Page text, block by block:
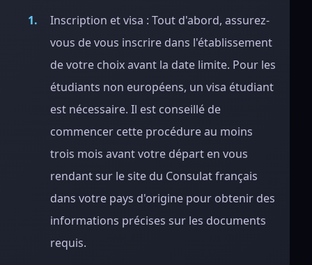
Inscription et visa : Tout d'abord, assurez-
vous de vous inscrire dans l'établissement
de votre choix avant la date limite. Pour les
étudiants non européens, un visa étudiant
est nécessaire. Il est conseillé de
commencer cette procédure au moins
trois mois avant votre départ en vous
rendant sur le site du Consulat français
dans votre pays d'origine pour obtenir des
informations précises sur les documents
requis.